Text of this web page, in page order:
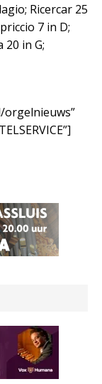
Ricercar 25
7 in D;
20 in G;